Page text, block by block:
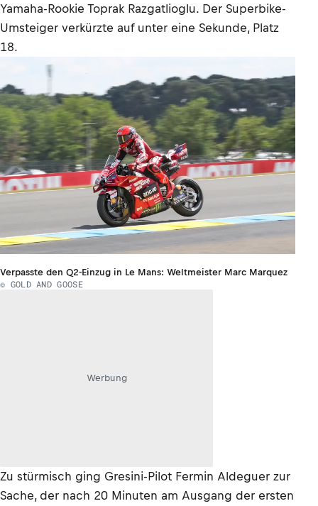
Yamaha-Rookie Toprak Razgatlioglu. Der Superbike-
Umsteiger verkürzte auf unter eine Sekunde, Platz
18.
Verpasste den Q2-Einzug in Le Mans: Weltmeister Marc Marquez
© GOLD AND GOOSE
Werbung
Zu stürmisch ging Gresini-Pilot Fermin Aldeguer zur
Sache, der nach 20 Minuten am Ausgang der ersten